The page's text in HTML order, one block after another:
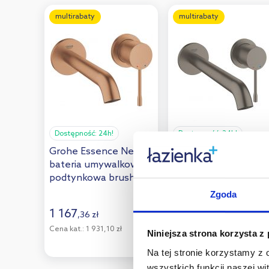
Zgoda
Niniejsza strona korzysta z
Na tej stronie korzystamy z
multirabaty
Dostępność: 24h!
Grohe Essence New
bateria umywalkowa
podtynkowa brushed
1 167,36 zł
Cena kat.: 1 931,10 zł
multirabaty
Dostępność: 24h!
Grohe Essence New
bateria umywalkowa
podtynkowa
Hard Graphite
(1)